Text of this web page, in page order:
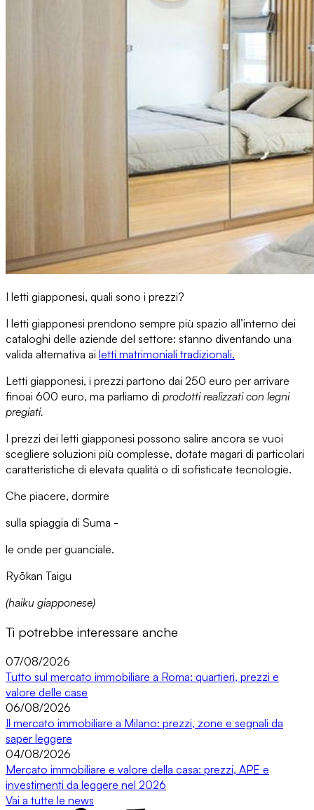
I letti giapponesi, quali sono i prezzi?
I letti giapponesi prendono sempre più spazio all’interno dei
cataloghi delle aziende del settore: stanno diventando una
valida alternativa ai letti matrimoniali tradizionali.
Letti giapponesi, i prezzi partono dai 250 euro per arrivare
finoai 600 euro, ma parliamo di prodotti realizzati con legni
pregiati.
I prezzi dei letti giapponesi possono salire ancora se vuoi
scegliere soluzioni più complesse, dotate magari di particolari
caratteristiche di elevata qualità o di sofisticate tecnologie.
Che piacere, dormire
sulla spiaggia di Suma -
le onde per guanciale.
Ryōkan Taigu
(haiku giapponese)
Ti potrebbe interessare anche
07/08/2026
Tutto sul mercato immobiliare a Roma: quartieri, prezzi e
valore delle case
06/08/2026
Il mercato immobiliare a Milano: prezzi, zone e segnali da
saper leggere
04/08/2026
Mercato immobiliare e valore della casa: prezzi, APE e
investimenti da leggere nel 2026
Vai a tutte le news